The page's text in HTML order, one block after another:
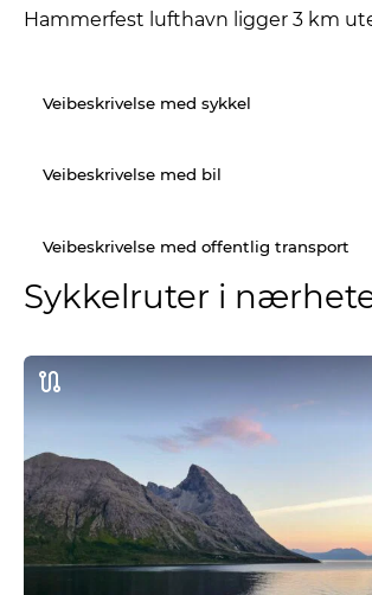
Hammerfest lufthavn ligger 3 km
Veibeskrivelse med sykkel
Veibeskrivelse med bil
Veibeskrivelse med offentlig transport
Sykkelruter i